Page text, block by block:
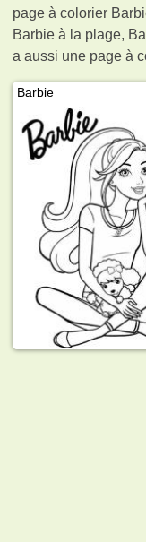
page à colorier
Barbie à la plage,
a aussi une page à
Barbie